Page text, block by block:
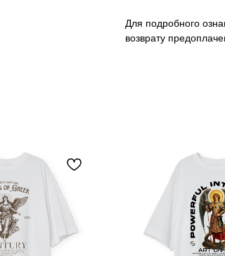
Для подробного
возврату